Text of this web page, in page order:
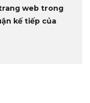
web trong
kế tiếp của